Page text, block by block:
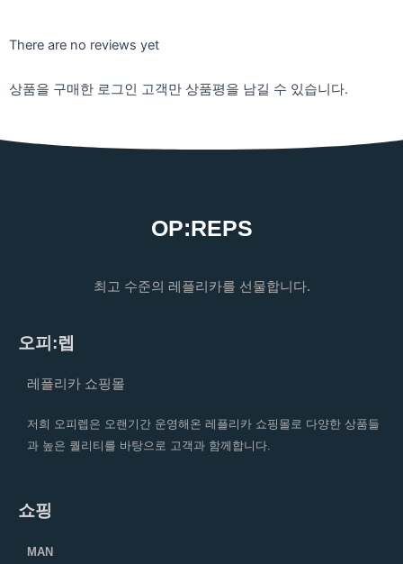
There are no reviews yet
상품을 구매한 로그인 고객만 상품평을 남길 수 있습니다.
OP:REPS
최고 수준의 레플리카를 선물합니다.
오피:렙
레플리카 쇼핑몰
저희 오피렙은 오랜기간 운영해온 레플리카 쇼핑몰로 다양한 상품들
과 높은 퀄리티를 바탕으로 고객과 함께합니다.
쇼핑
MAN